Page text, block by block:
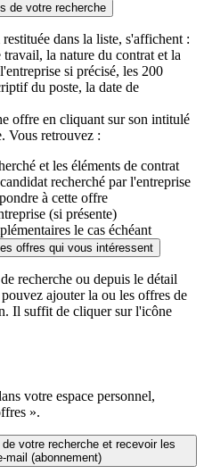
de votre recherche
dans la liste, s'affichent :
la nature du contrat et la
si précisé, les 200
du poste, la date de
offre en cliquant sur son intitulé
Vous retrouvez :
et les éléments de contrat
recherché par l'entreprise
à cette offre
(si présente)
le cas échéant
offres qui vous intéressent
recherche ou depuis le détail
ajouter la ou les offres de
Il suffit de cliquer sur l'icône
votre espace personnel,
».
votre recherche et recevoir les
mail (abonnement)